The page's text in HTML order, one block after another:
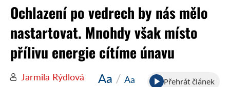
Ochlazení po vedrech by nás mělo
nastartovat. Mnohdy však místo
přílivu energie cítíme únavu
Jarmila Rýdlová Aa / Aa Přehrát článek